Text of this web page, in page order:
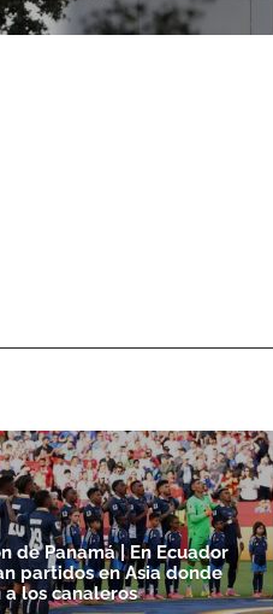
de Panamá | En Ecuador
partidos en Asia donde
los canaleros